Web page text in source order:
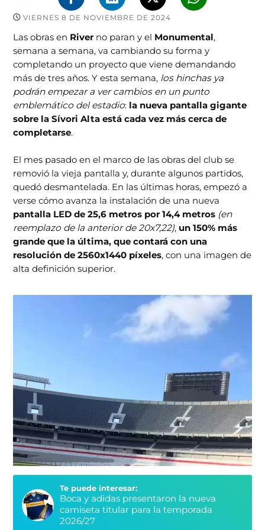
VIERNES 8 DE NOVIEMBRE DE 2024
Las obras en River no paran y el Monumental,
semana a semana, va cambiando su forma y
completando un proyecto que viene demandando
más de tres años. Y esta semana, los hinchas ya
podrán empezar a ver cambios en un punto
emblemático del estadio: la nueva pantalla gigante
sobre la Sívori Alta está cada vez más cerca de
completarse.
El mes pasado en el marco de las obras del club se
removió la vieja pantalla y, durante algunos partidos,
quedó desmantelada. En las últimas horas, empezó a
verse cómo avanza la instalación de una nueva
pantalla LED de 25,6 metros por 14,4 metros (en
reemplazo de la anterior de 20x7,22), un 150% más
grande que la última, que contará con una
resolución de 2560x1440 píxeles, con una imagen de
alta definición superior.
Te puede interesar:
Boca y adidas presentaron la nueva
camiseta titular para la temporada
2026/27